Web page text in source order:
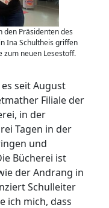
seit August
Filiale der
in der
Tagen in der
und
Bücherei ist
der Andrang in
Schulleiter
ich mich, dass
den Präsidenten des
Ina Schultheis griffen
zum neuen Lesestoff.